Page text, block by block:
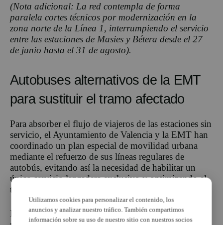
(Nota adicional: La red contempla de forma
paralela cortes técnicos por modernización en la
zona norte de la Línea 1, interrumpiendo el servicio
entre las estaciones de Masies y Bétera desde el 27
de junio hasta el 31 de agosto).
Autobuses alternativos de la EMT
para sustituir el tramo afectado
Para absorber el flujo de viajeros de las estaciones sin
servicio, el Ayuntamiento de Valencia y la EMT han
coordinado un plan especial de movilidad urbana
mediante el refuerzo de sus líneas regulares de
autobús, evitando así la necesidad de habilitar un
único servicio lanzadera exclusivo y optimizando el
tejido de transporte existente.
Las principales líneas de autobús urbano
Utilizamos cookies para personalizar el contenido, los
anuncios y analizar nuestro tráfico. También compartimos
información sobre su uso de nuestro sitio con nuestros socios